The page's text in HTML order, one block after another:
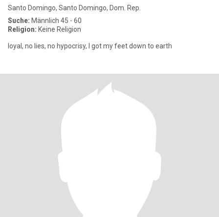
Santo Domingo, Santo Domingo, Dom. Rep.
Suche: Männlich 45 - 60
Religion: Keine Religion
loyal, no lies, no hypocrisy, I got my feet down to earth